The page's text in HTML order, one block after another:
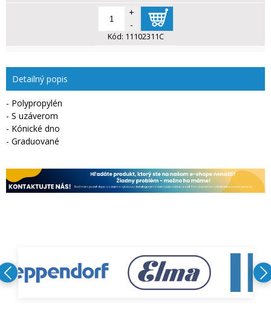
+
-
Kód: 11102311C
Detailný popis
- Polypropylén
- S uzáverom
- Kónické dno
- Graduované